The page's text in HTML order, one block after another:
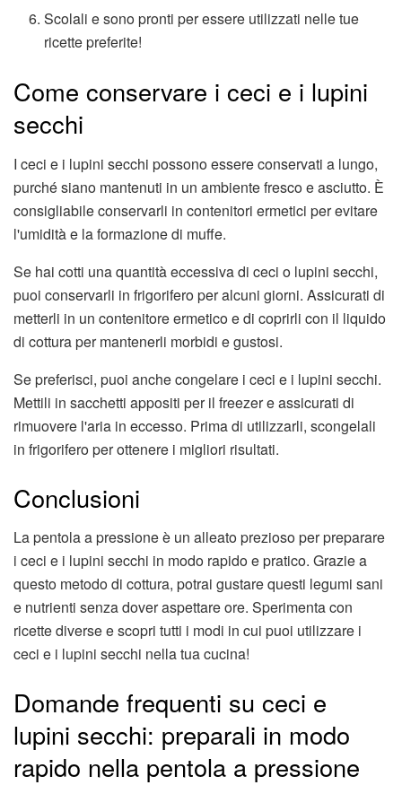
Scolali e sono pronti per essere utilizzati nelle tue
ricette preferite!
Come conservare i ceci e i lupini
secchi
I ceci e i lupini secchi possono essere conservati a lungo,
purché siano mantenuti in un ambiente fresco e asciutto. È
consigliabile conservarli in contenitori ermetici per evitare
l'umidità e la formazione di muffe.
Se hai cotti una quantità eccessiva di ceci o lupini secchi,
puoi conservarli in frigorifero per alcuni giorni. Assicurati di
metterli in un contenitore ermetico e di coprirli con il liquido
di cottura per mantenerli morbidi e gustosi.
Se preferisci, puoi anche congelare i ceci e i lupini secchi.
Mettili in sacchetti appositi per il freezer e assicurati di
rimuovere l'aria in eccesso. Prima di utilizzarli, scongelali
in frigorifero per ottenere i migliori risultati.
Conclusioni
La pentola a pressione è un alleato prezioso per preparare
i ceci e i lupini secchi in modo rapido e pratico. Grazie a
questo metodo di cottura, potrai gustare questi legumi sani
e nutrienti senza dover aspettare ore. Sperimenta con
ricette diverse e scopri tutti i modi in cui puoi utilizzare i
ceci e i lupini secchi nella tua cucina!
Domande frequenti su ceci e
lupini secchi: preparali in modo
rapido nella pentola a pressione